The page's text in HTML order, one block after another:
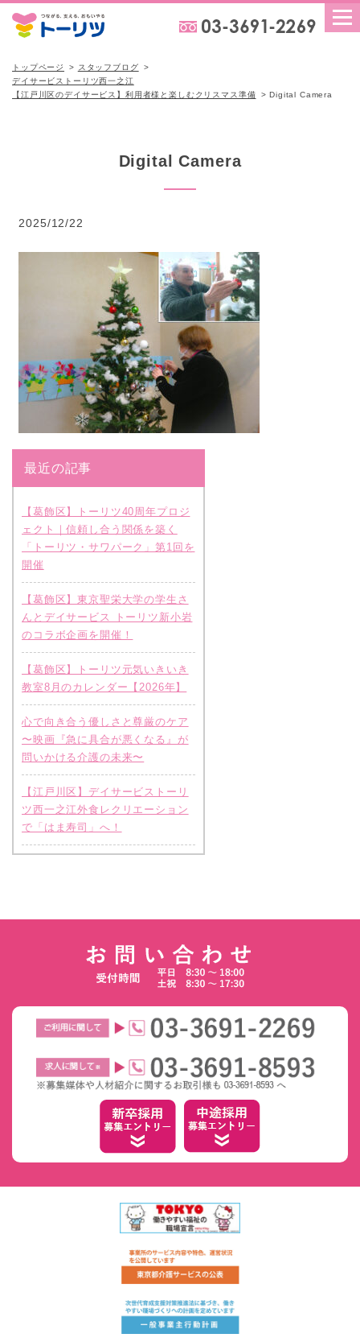
トップページ
スタッフブログ
デイサービストーリツ西一之江
【江戸川区のデイサービス】利用者様と楽しむクリスマス準備
Digital Camera
Digital Camera
2025/12/22
最近の記事
【葛飾区】トーリツ40周年プロジ
ェクト｜信頼し合う関係を築く
「トーリツ・サワパーク」第1回を
開催
【葛飾区】東京聖栄大学の学生さ
んとデイサービス トーリツ新小岩
のコラボ企画を開催！
【葛飾区】トーリツ元気いきいき
教室8月のカレンダー【2026年】
心で向き合う優しさと尊厳のケア
〜映画『急に具合が悪くなる』が
問いかける介護の未来〜
【江戸川区】デイサービストーリ
ツ西一之江外食レクリエーション
で「はま寿司」へ！